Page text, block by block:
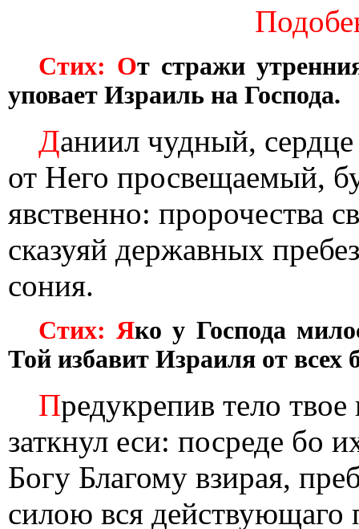
Стих: От стражи
уповает Израиль на Господа.
Даниил чудный,
от Него просвещаемый,
явственно: пророчества
сказуяй державных
сония.
Стих: Яко у Господа
Той избавит Израиля от всех
Предукрепив тело
заткнул еси: посреде бо
Богу Благому взирая,
силою вся действующаго